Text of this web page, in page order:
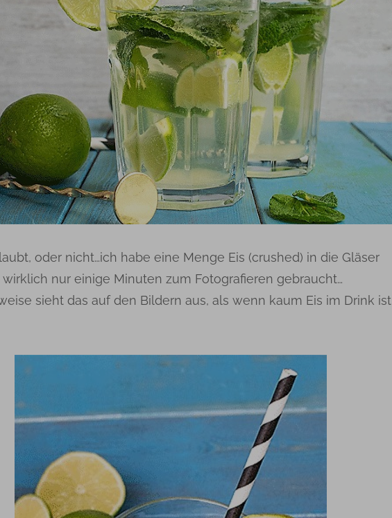
oder nicht…ich habe eine Menge Eis (crushed) in die Gläser
nur einige Minuten zum Fotografieren gebraucht…
sieht das auf den Bildern aus, als wenn kaum Eis im Drink ist